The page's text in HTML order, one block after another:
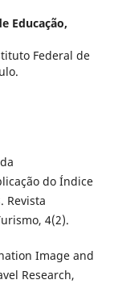
Educação,
Federal de
do Índice
Revista
4(2).
Image and
Research,